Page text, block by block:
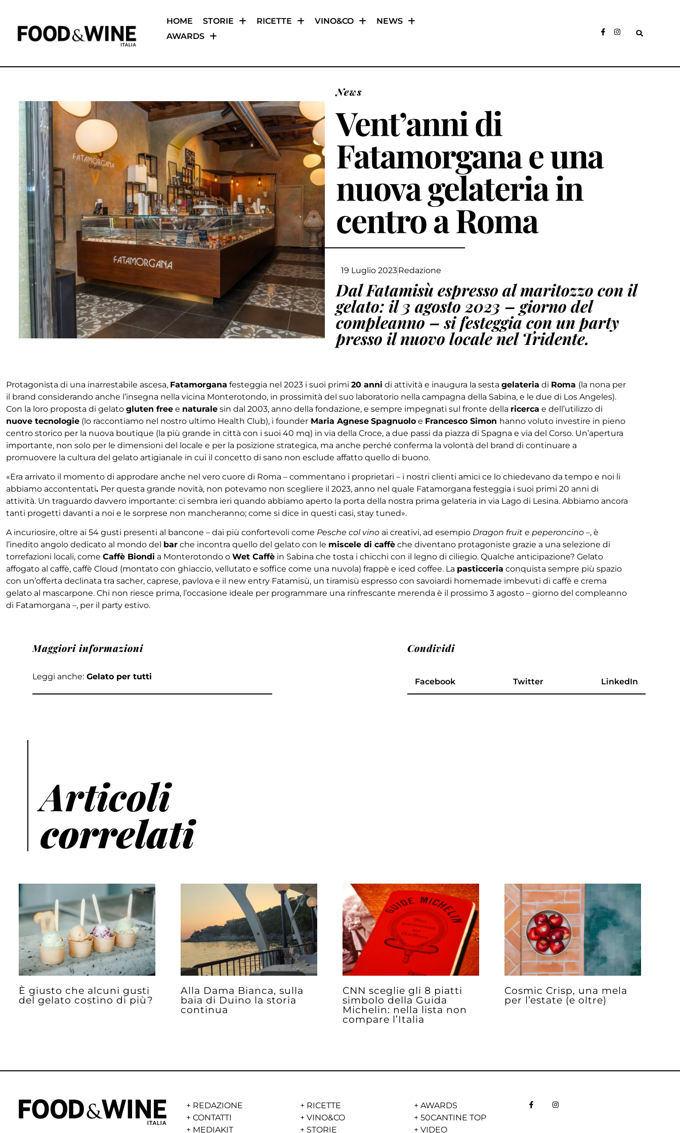
HOME STORIE RICETTE VINO&CO
NEWS
AWARDS
News
Vent’anni di
Fatamorgana e una
nuova gelateria in
centro a Roma
19 Luglio 2023Redazione
Dal Fatamisù espresso al maritozzo con il
gelato: il 3 agosto 2023 – giorno del
compleanno – si festeggia con un party
presso il nuovo locale nel Tridente.
Protagonista di una inarrestabile ascesa, Fatamorgana festeggia nel 2023 i suoi primi 20 anni di attività e inaugura la sesta gelateria di Roma (la nona per
il brand considerando anche l’insegna nella vicina Monterotondo, in prossimità del suo laboratorio nella campagna della Sabina, e le due di Los Angeles).
Con la loro proposta di gelato gluten free e naturale sin dal 2003, anno della fondazione, e sempre impegnati sul fronte della ricerca e dell’utilizzo di
nuove tecnologie (lo raccontiamo nel nostro ultimo Health Club), i founder Maria Agnese Spagnuolo e Francesco Simon hanno voluto investire in pieno
centro storico per la nuova boutique (la più grande in città con i suoi 40 mq) in via della Croce, a due passi da piazza di Spagna e via del Corso. Un’apertura
importante, non solo per le dimensioni del locale e per la posizione strategica, ma anche perché conferma la volontà del brand di continuare a
promuovere la cultura del gelato artigianale in cui il concetto di sano non esclude affatto quello di buono.
«Era arrivato il momento di approdare anche nel vero cuore di Roma – commentano i proprietari – i nostri clienti amici ce lo chiedevano da tempo e noi li
abbiamo accontentati. Per questa grande novità, non potevamo non scegliere il 2023, anno nel quale Fatamorgana festeggia i suoi primi 20 anni di
attività. Un traguardo davvero importante: ci sembra ieri quando abbiamo aperto la porta della nostra prima gelateria in via Lago di Lesina. Abbiamo ancora
tanti progetti davanti a noi e le sorprese non mancheranno; come si dice in questi casi, stay tuned».
A incuriosire, oltre ai 54 gusti presenti al bancone – dai più confortevoli come Pesche col vino ai creativi, ad esempio Dragon fruit e peperoncino –, è
l’inedito angolo dedicato al mondo del bar che incontra quello del gelato con le miscele di caffè che diventano protagoniste grazie a una selezione di
torrefazioni locali, come Caffè Biondi a Monterotondo o Wet Caffè in Sabina che tosta i chicchi con il legno di ciliegio. Qualche anticipazione? Gelato
affogato al caffè, caffè Cloud (montato con ghiaccio, vellutato e soffice come una nuvola) frappè e iced coffee. La pasticceria conquista sempre più spazio
con un’offerta declinata tra sacher, caprese, pavlova e il new entry Fatamisù, un tiramisù espresso con savoiardi homemade imbevuti di caffè e crema
gelato al mascarpone. Chi non riesce prima, l’occasione ideale per programmare una rinfrescante merenda è il prossimo 3 agosto – giorno del compleanno
di Fatamorgana –, per il party estivo.
Maggiori informazioni
Leggi anche:Gelato per tutti
Condividi
Facebook Twitter LinkedIn
Articoli
correlati
È giusto che alcuni gusti
del gelato costino di più?
Alla Dama Bianca, sulla
baia di Duino la storia
continua
CNN sceglie gli 8 piatti
simbolo della Guida
Michelin: nella lista non
compare l’Italia
Cosmic Crisp, una mela
per l’estate (e oltre)
+ REDAZIONE
+CONTATTI
+ MEDIAKIT
+ RICETTE
+VINO&CO
+ STORIE
+AWARDS
+50CANTINE TOP
+VIDEO